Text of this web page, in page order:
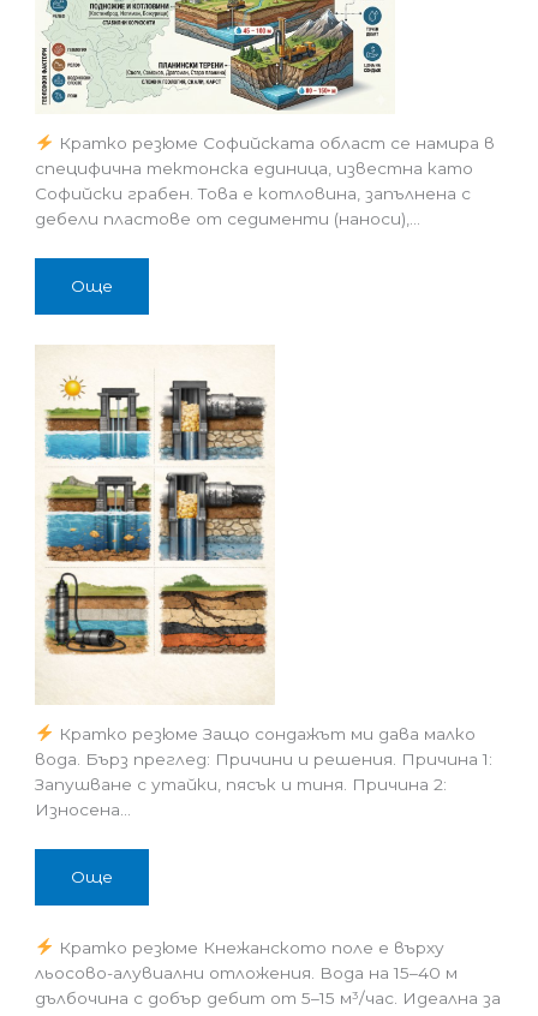
Кратко резюме Софийската област се намира в
специфична тектонска единица, известна като
Софийски грабен. Това е котловина, запълнена с
дебели пластове от седименти (наноси),…
Още
Кратко резюме Защо сондажът ми дава малко
вода. Бърз преглед: Причини и решения. Причина 1:
Запушване с утайки, пясък и тиня. Причина 2:
Износена…
Още
Кратко резюме Кнежанското поле е върху
льосово-алувиални отложения. Вода на 15–40 м
дълбочина с добър дебит от 5–15 м³/час. Идеална за